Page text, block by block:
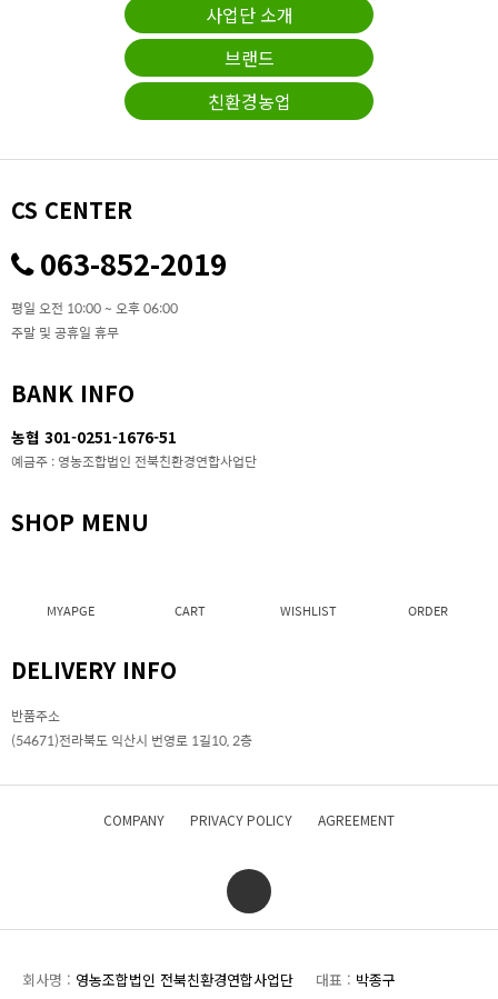
사업단 소개
브랜드
친환경농업
CS CENTER
063-852-2019
평일 오전 10:00 ~ 오후 06:00
주말 및 공휴일 휴무
BANK INFO
농협 301-0251-1676-51
예금주 : 영농조합법인 전북친환경연합사업단
SHOP MENU
MYAPGE CART WISHLIST ORDER
DELIVERY INFO
반품주소
(54671)전라북도 익산시 번영로 1길10, 2층
COMPANY PRIVACY POLICY AGREEMENT
회사명 : 영농조합법인 전북친환경연합사업단 대표 : 박종구